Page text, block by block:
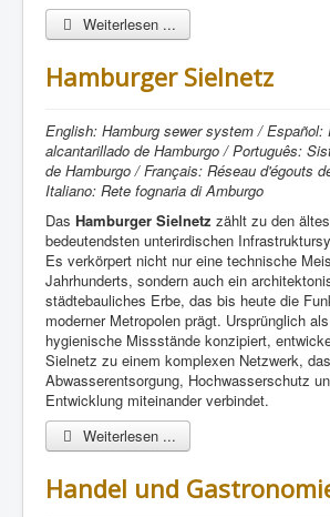
Weiterlesen ...
Hamburger Sielnetz
English: Hamburg sewer system / Español:
alcantarillado de Hamburgo / Português:
de Hamburgo / Français: Réseau d'égouts
Italiano: Rete fognaria di Amburgo
Das Hamburger Sielnetz zählt zu den
bedeutendsten unterirdischen
Es verkörpert nicht nur eine technische
Jahrhunderts, sondern auch ein
städtebauliches Erbe, das bis heute die
moderner Metropolen prägt. Ursprünglich
hygienische Missstände konzipiert,
Sielnetz zu einem komplexen Netzwerk, das
Abwasserentsorgung, Hochwasserschutz
Entwicklung miteinander verbindet.
Weiterlesen ...
Handel und